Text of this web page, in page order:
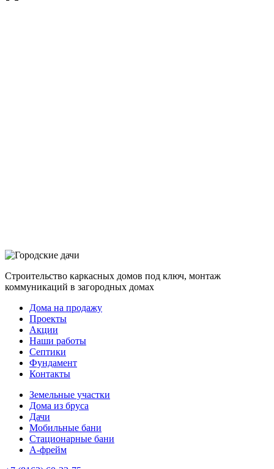
Строительство каркасных домов под ключ, монтаж
коммуникаций в загородных домах
Дома на продажу
Проекты
Акции
Наши работы
Септики
Фундамент
Контакты
Земельные участки
Дома из бруса
Дачи
Мобильные бани
Стационарные бани
A-фрейм